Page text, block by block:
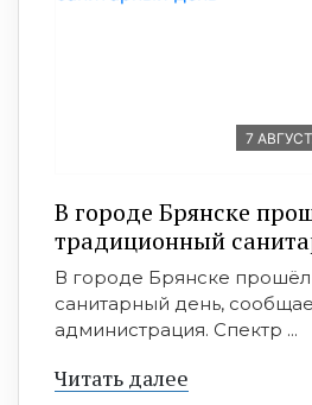
7
В городе Брянске
традиционный
В городе Брянске
санитарный день,
администрация. Спектр ...
Читать далее